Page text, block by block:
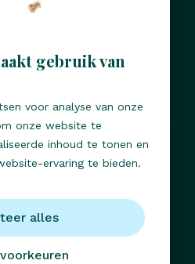
gebruik van
voor analyse van onze
onze website te
inhoud te tonen en
ervaring te bieden.
alles
Alle rechten voorbehouden
disclosure